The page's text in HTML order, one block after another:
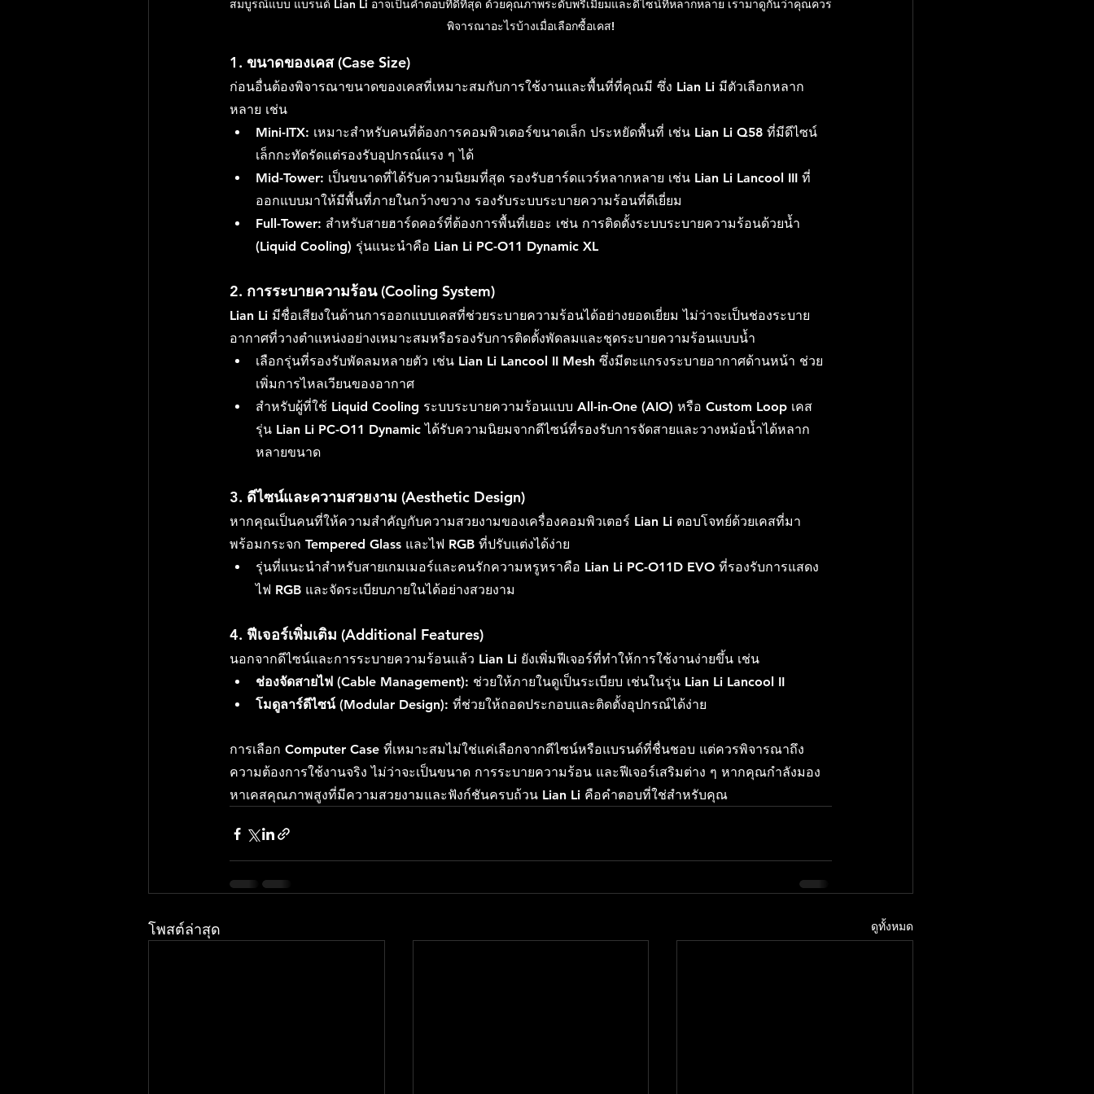
สมบูรณ์แบบ แบรนด์ Lian Li อาจเป็นคำตอบที่ดีที่สุด ด้วยคุณภาพระดับพรีเมียมและดีไซน์ที่หลากหลาย เรามาดูกันว่าคุณควร
พิจารณาอะไรบ้างเมื่อเลือกซื้อเคส!
1. ขนาดของเคส (Case Size)
ก่อนอื่นต้องพิจารณาขนาดของเคสที่เหมาะสมกับการใช้งานและพื้นที่ที่คุณมี ซึ่ง Lian Li มีตัวเลือกหลาก
หลาย เช่น
Mini-ITX: เหมาะสำหรับคนที่ต้องการคอมพิวเตอร์ขนาดเล็ก ประหยัดพื้นที่ เช่น Lian Li Q58 ที่มีดีไซน์
เล็กกะทัดรัดแต่รองรับอุปกรณ์แรง ๆ ได้
Mid-Tower: เป็นขนาดที่ได้รับความนิยมที่สุด รองรับฮาร์ดแวร์หลากหลาย เช่น Lian Li Lancool III ที่
ออกแบบมาให้มีพื้นที่ภายในกว้างขวาง รองรับระบบระบายความร้อนที่ดีเยี่ยม
Full-Tower: สำหรับสายฮาร์ดคอร์ที่ต้องการพื้นที่เยอะ เช่น การติดตั้งระบบระบายความร้อนด้วยน้ำ
(Liquid Cooling) รุ่นแนะนำคือ Lian Li PC-O11 Dynamic XL
2. การระบายความร้อน (Cooling System)
Lian Li มีชื่อเสียงในด้านการออกแบบเคสที่ช่วยระบายความร้อนได้อย่างยอดเยี่ยม ไม่ว่าจะเป็นช่องระบาย
อากาศที่วางตำแหน่งอย่างเหมาะสมหรือรองรับการติดตั้งพัดลมและชุดระบายความร้อนแบบน้ำ
เลือกรุ่นที่รองรับพัดลมหลายตัว เช่น Lian Li Lancool II Mesh ซึ่งมีตะแกรงระบายอากาศด้านหน้า ช่วย
เพิ่มการไหลเวียนของอากาศ
สำหรับผู้ที่ใช้ Liquid Cooling ระบบระบายความร้อนแบบ All-in-One (AIO) หรือ Custom Loop เคส
รุ่น Lian Li PC-O11 Dynamic ได้รับความนิยมจากดีไซน์ที่รองรับการจัดสายและวางหม้อน้ำได้หลาก
หลายขนาด
3. ดีไซน์และความสวยงาม (Aesthetic Design)
หากคุณเป็นคนที่ให้ความสำคัญกับความสวยงามของเครื่องคอมพิวเตอร์ Lian Li ตอบโจทย์ด้วยเคสที่มา
พร้อมกระจก Tempered Glass และไฟ RGB ที่ปรับแต่งได้ง่าย
รุ่นที่แนะนำสำหรับสายเกมเมอร์และคนรักความหรูหราคือ Lian Li PC-O11D EVO ที่รองรับการแสดง
ไฟ RGB และจัดระเบียบภายในได้อย่างสวยงาม
4. ฟีเจอร์เพิ่มเติม (Additional Features)
นอกจากดีไซน์และการระบายความร้อนแล้ว Lian Li ยังเพิ่มฟีเจอร์ที่ทำให้การใช้งานง่ายขึ้น เช่น
ช่องจัดสายไฟ (Cable Management): ช่วยให้ภายในดูเป็นระเบียบ เช่นในรุ่น Lian Li Lancool II
โมดูลาร์ดีไซน์ (Modular Design): ที่ช่วยให้ถอดประกอบและติดตั้งอุปกรณ์ได้ง่าย
การเลือก Computer Case ที่เหมาะสมไม่ใช่แค่เลือกจากดีไซน์หรือแบรนด์ที่ชื่นชอบ แต่ควรพิจารณาถึง
ความต้องการใช้งานจริง ไม่ว่าจะเป็นขนาด การระบายความร้อน และฟีเจอร์เสริมต่าง ๆ หากคุณกำลังมอง
หาเคสคุณภาพสูงที่มีความสวยงามและฟังก์ชันครบถ้วน Lian Li คือคำตอบที่ใช่สำหรับคุณ
โพสต์ล่าสุด ดูทั้งหมด